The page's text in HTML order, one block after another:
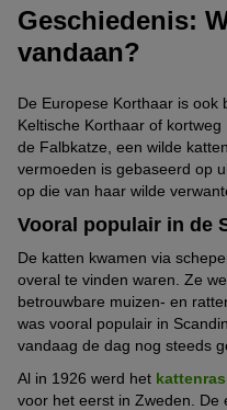
Geschiedenis:
vandaan?
De Europese Korthaar is ook
Keltische Korthaar of
de Falbkatze, een wilde
vermoeden is gebaseerd op
op die van haar wilde
Vooral populair in de
De katten kwamen via
overal te vinden waren. Ze
betrouwbare muizen- en
was vooral populair in
vandaag de dag nog steeds
Al in 1926 werd het kattenras
voor het eerst in Zweden. De